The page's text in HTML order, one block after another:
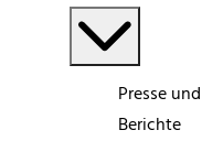
Presse und
Berichte